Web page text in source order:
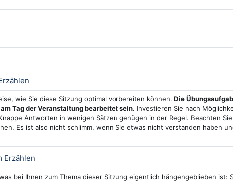
wie Sie diese Sitzung optimal vorbereiten können. Die
Tag der Veranstaltung bearbeitet sein. Investieren Sie nach
Antworten in wenigen Sätzen genügen in der Regel. Beachten
Es ist also nicht schlimm, wenn Sie etwas nicht verstanden haben
Erzählen
bei Ihnen zum Thema dieser Sitzung eigentlich hängengeblieben ist: